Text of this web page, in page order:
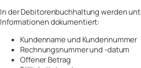
In der Debitorenbuchhaltung werden
Informationen dokumentiert:
Kundenname und Kundennummer
Rechnungsnummer und -datum
Offener Betrag